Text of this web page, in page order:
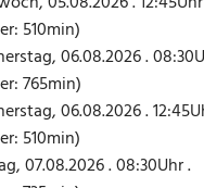
510min)
06.08.2026 .
765min)
06.08.2026 .
510min)
07.08.2026 . 08:30Uhr .